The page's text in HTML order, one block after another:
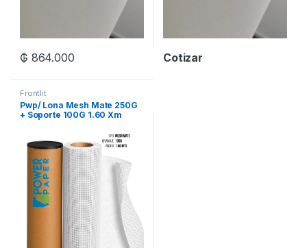
₲ 864.000 Cotizar
Frontlit
Pwp/ Lona Mesh Mate 250G
+ Soporte 100G 1.60 Xm